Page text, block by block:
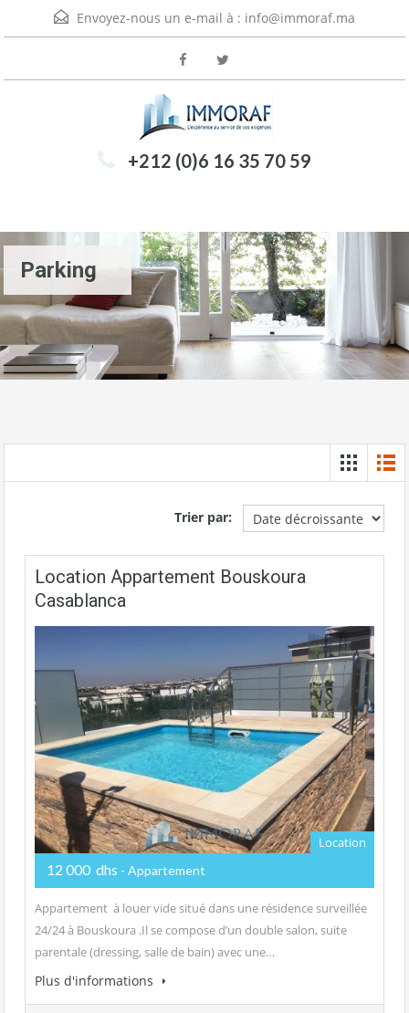
Envoyez-nous un e-mail à : info@immoraf.ma
+212 (0)6 16 35 70 59
Parking
Trier par:
Location Appartement Bouskoura
Casablanca
Location
12 000 dhs - Appartement
Appartement à louer vide situé dans une résidence surveillée
24/24 à Bouskoura .Il se compose d’un double salon, suite
parentale (dressing, salle de bain) avec une…
Plus d'informations